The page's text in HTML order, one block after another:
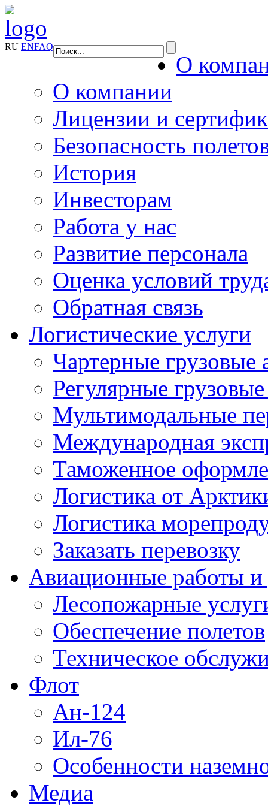
RU ENFAQ
О
О компании
Лицензии и
Безопасность
История
Инвесторам
Работа у нас
Развитие персонала
Оценка условий
Обратная связь
Логистические услуги
Чартерные грузовые
Регулярные
Мультимодальные
Международная
Таможенное
Логистика от
Логистика
Заказать перевозку
Авиационные работы и
Лесопожарные
Обеспечение полетов
Техническое
Флот
Ан-124
Ил-76
Особенности
Медиа